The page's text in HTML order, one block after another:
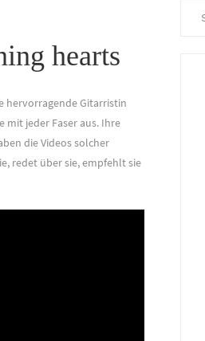
hearts
hervorragende Gitarristin
mit jeder Faser aus. Ihre
die Videos solcher
redet über sie, empfehlt sie